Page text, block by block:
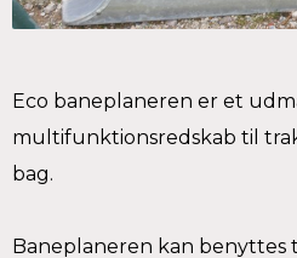
Eco baneplaneren er et
multifunktionsredskab til
bag.
Baneplaneren kan benyttes